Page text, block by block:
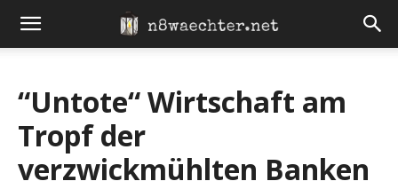
“Untote“ Wirtschaft am
Tropf der
verzwickmühlten Banken